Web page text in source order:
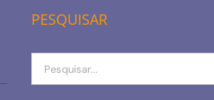
PESQUISAR
Procurar
por